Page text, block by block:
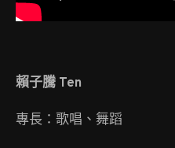
賴子騰 Ten
專長：歌唱、舞蹈